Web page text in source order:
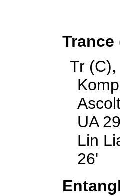
Trance
Tr
UA
Lin
26'